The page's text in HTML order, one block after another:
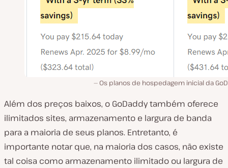
Os planos de hospedagem inicial da
Além dos preços baixos, o GoDaddy também oferece
ilimitados sites, armazenamento e largura de banda
para a maioria de seus planos. Entretanto, é
importante notar que, na maioria dos casos, não existe
tal coisa como armazenamento ilimitado ou largura de